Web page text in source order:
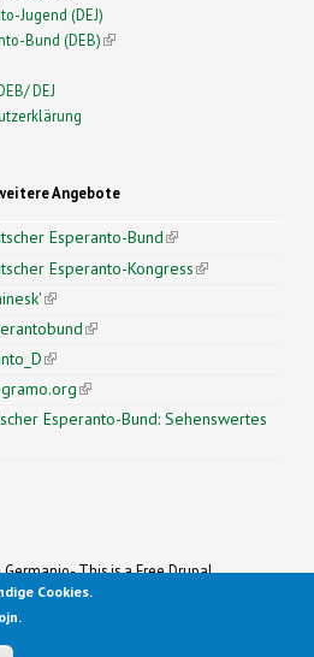
Jugend (DEJ)
Bund (DEB)(link is external)
DEJ
Angebote
Esperanto-Bund(link is
external)
Esperanto-Kongress(link is
(link is external)
(link is external)
(link is external)
(link is external)
Esperanto-Bund: Sehenswertes
This is a Free Drupal
Theme
Open Source Community by
Cookies.